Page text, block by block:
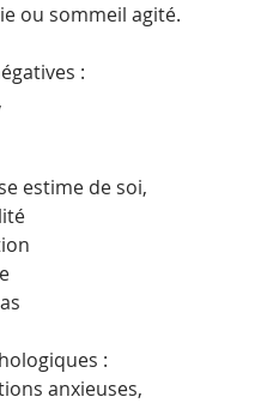
ou sommeil agité.
:
estime de soi,
:
anxieuses,